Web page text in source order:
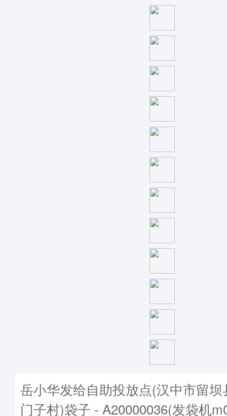
岳小华发给自助投放点(汉中市留
门子村)袋子 - A20000036(发袋机